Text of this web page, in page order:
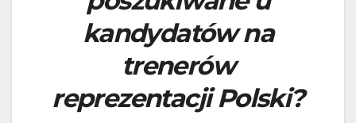
kandydatów na
trenerów
reprezentacji Polski?